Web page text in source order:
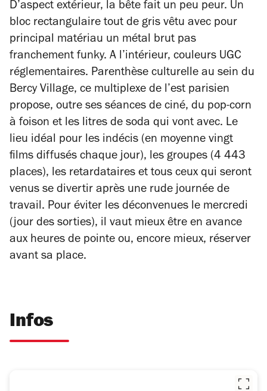
D’aspect extérieur, la bête fait un peu peur. Un
bloc rectangulaire tout de gris vêtu avec pour
principal matériau un métal brut pas
franchement funky. A l’intérieur, couleurs UGC
réglementaires. Parenthèse culturelle au sein du
Bercy Village, ce multiplexe de l’est parisien
propose, outre ses séances de ciné, du pop-corn
à foison et les litres de soda qui vont avec. Le
lieu idéal pour les indécis (en moyenne vingt
films diffusés chaque jour), les groupes (4 443
places), les retardataires et tous ceux qui seront
venus se divertir après une rude journée de
travail. Pour éviter les déconvenues le mercredi
(jour des sorties), il vaut mieux être en avance
aux heures de pointe ou, encore mieux, réserver
avant sa place.
Infos